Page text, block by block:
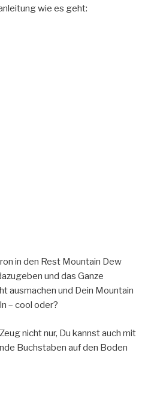
wie es geht:
in den Rest Mountain Dew
und das Ganze
ausmachen und Dein Mountain
– cool oder?
nicht nur, Du kannst auch mit
Buchstaben auf den Boden